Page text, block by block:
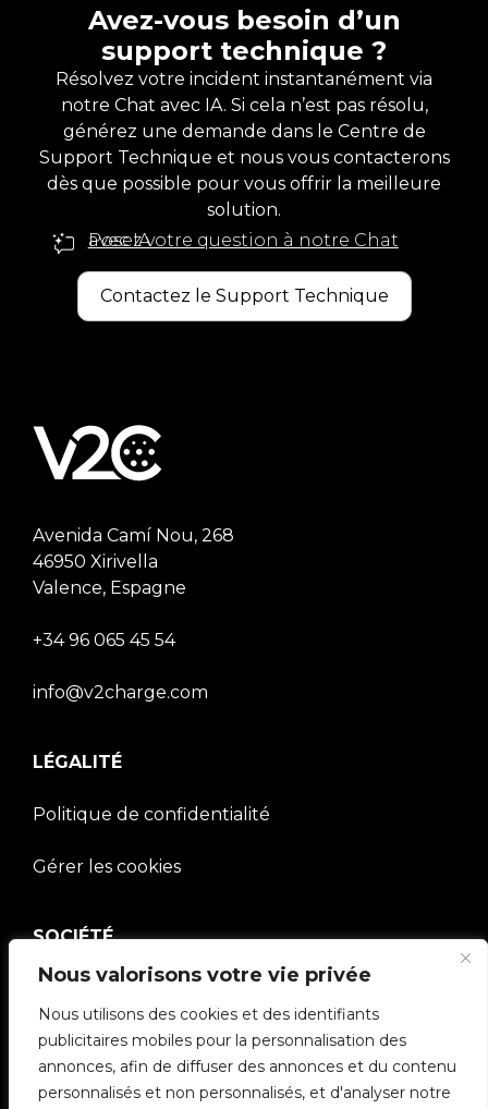
Nous valorisons votre vie privée
Nous utilisons des cookies et des identifiants
publicitaires mobiles pour la personnalisation des
annonces, afin de diffuser des annonces et du contenu
personnalisés et non personnalisés, et d'analyser notre
Avez-vous besoin d’un
support technique ?
Résolvez votre incident instantanément via
notre Chat avec IA. Si cela n’est pas résolu,
générez une demande dans le Centre de
Support Technique et nous vous contacterons
dès que possible pour vous offrir la meilleure
solution.
Posez votre question à notre Chat avec IA
Contactez le Support Technique
Avenida Camí Nou, 268
46950 Xirivella
Valence, Espagne
+34 96 065 45 54
info@v2charge.com
LÉGALITÉ
Politique de confidentialité
Gérer les cookies
SOCIÉTÉ
Communauté V2C
e-Chargers
V2C Cloud